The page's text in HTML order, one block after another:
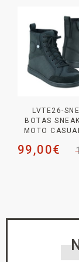
LVTE26-
BOTAS
MOTO
99,00€